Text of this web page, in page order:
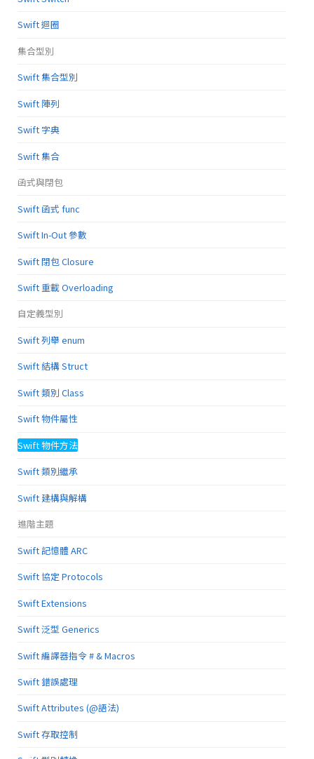
Swift 迴圈
集合型別
Swift 集合型別
Swift 陣列
Swift 字典
Swift 集合
函式與閉包
Swift 函式 func
Swift In-Out 參數
Swift 閉包 Closure
Swift 重載 Overloading
自定義型別
Swift 列舉 enum
Swift 結構 Struct
Swift 類別 Class
Swift 物件屬性
Swift 物件方法
Swift 類別繼承
Swift 建構與解構
進階主題
Swift 記憶體 ARC
Swift 協定 Protocols
Swift Extensions
Swift 泛型 Generics
Swift 編譯器指令 # & Macros
Swift 錯誤處理
Swift Attributes (@語法)
Swift 存取控制